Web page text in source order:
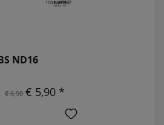
ND16
€ 6,90 € 5,90 *